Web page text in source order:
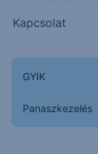
Kapcsolat
GYIK
Panaszkezelés
Ha csak a
hogy